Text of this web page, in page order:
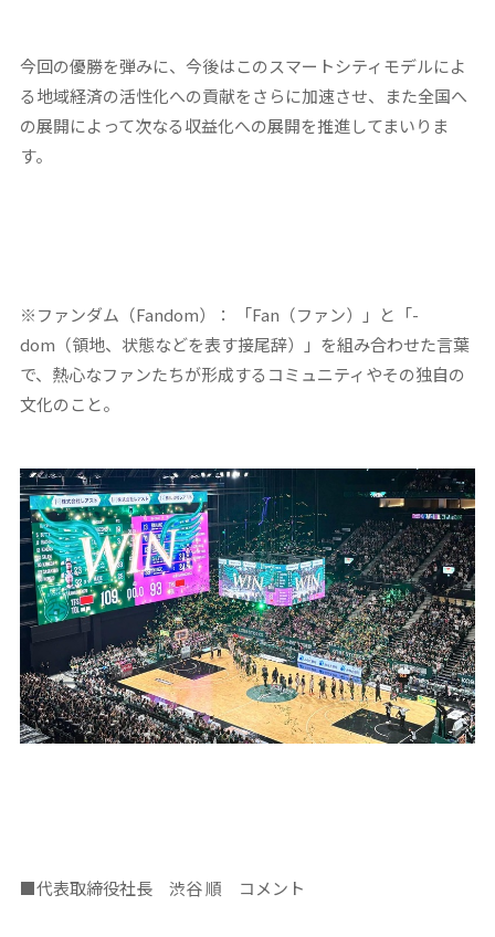
今回の優勝を弾みに、今後はこのスマートシティモデルによ
る地域経済の活性化への貢献をさらに加速させ、また全国へ
の展開によって次なる収益化への展開を推進してまいりま
す。
※ファンダム（Fandom）： 「Fan（ファン）」と「-
dom（領地、状態などを表す接尾辞）」を組み合わせた言葉
で、熱心なファンたちが形成するコミュニティやその独自の
文化のこと。
■代表取締役社長 渋谷 順 コメント